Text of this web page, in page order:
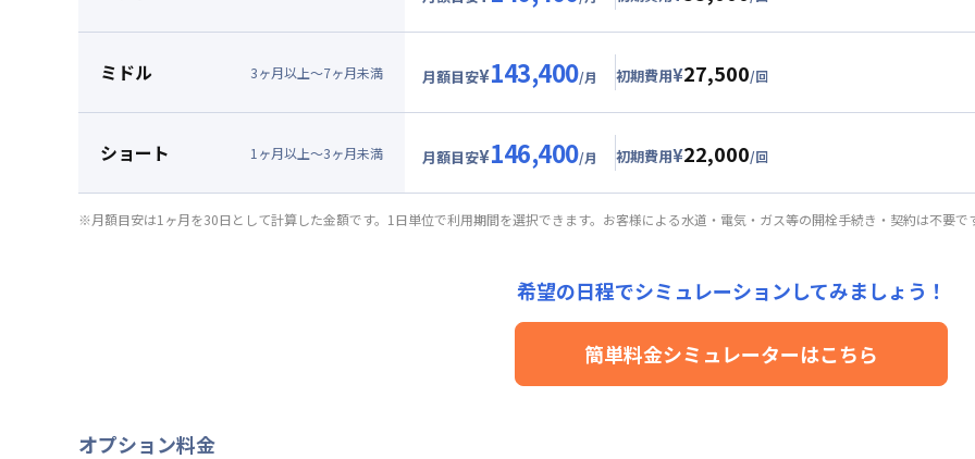
賃料：90,000円/月 (3,000円/日)
その他費用詳細料金
24,000円/月 (800円/日)
契約事務手数料： 5,000円/回（税抜）
ミドル 3ヶ月以上～7ヶ月未満 月額目安¥143,400/月 初期費用¥27,500/回
賃料：93,000円/月 (3,100円/日)
その他費用詳細料金
初期費用詳細料金
契約事務手数料 ：5,000 円/回
ショート 1 ヶ月以上～3ヶ月未満 月額目安¥146,400/月 初期費用¥22,000/回
賃料：96,000円/月 (3,200円/日)
15,000円/回 (税抜)
契約事務手数料：5,000円/回（税抜）
※月額目安は1ヶ月を30日として計算した金額です。1日単位で利用期間を選択できます。お客様による水道・電気・ガス等の開栓手続き・契約は不要で
希望の日程でシミュレーションしてみましょう！
簡単料金シミュレーターはこちら
オプション料金